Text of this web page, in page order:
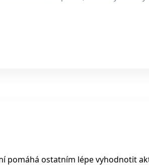
pomáhá ostatním lépe vyhodnotit